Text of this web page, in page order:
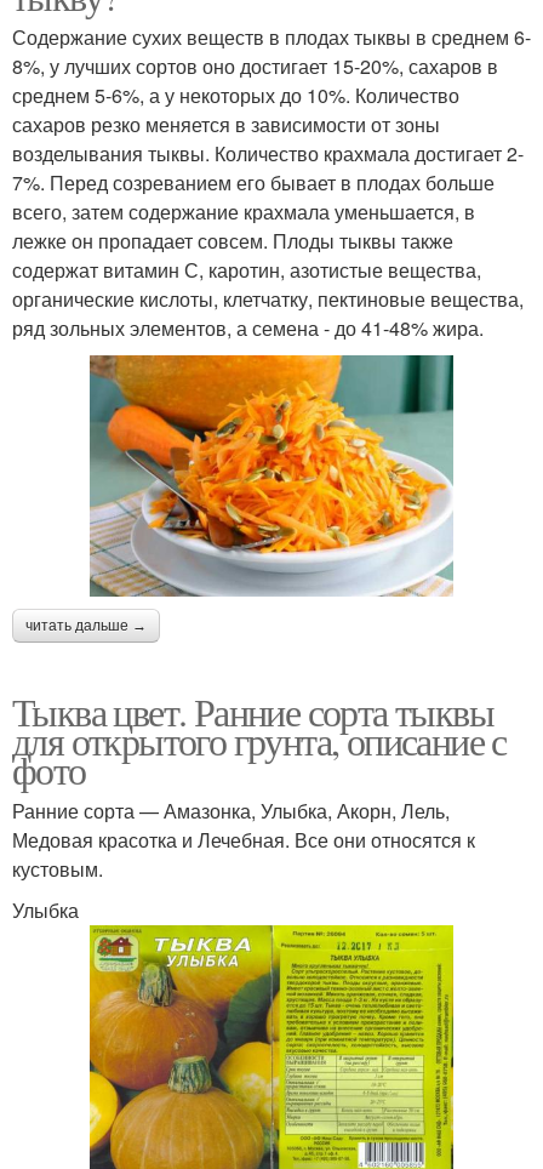
Содержание сухих веществ в плодах тыквы в среднем 6-
8%, у лучших сортов оно достигает 15-20%, сахаров в
среднем 5-6%, а у некоторых до 10%. Количество
сахаров резко меняется в зависимости от зоны
возделывания тыквы. Количество крахмала достигает 2-
7%. Перед созреванием его бывает в плодах больше
всего, затем содержание крахмала уменьшается, в
лежке он пропадает совсем. Плоды тыквы также
содержат витамин С, каротин, азотистые вещества,
органические кислоты, клетчатку, пектиновые вещества,
ряд зольных элементов, а семена - до 41-48% жира.
читать дальше →
Тыква цвет. Ранние сорта тыквы
для открытого грунта, описание с
фото
Ранние сорта — Амазонка, Улыбка, Акорн, Лель,
Медовая красотка и Лечебная. Все они относятся к
кустовым.
Улыбка